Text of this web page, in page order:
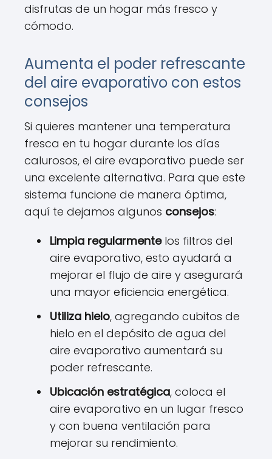
disfrutas de un hogar más fresco y
cómodo.
Aumenta el poder refrescante
del aire evaporativo con estos
consejos
Si quieres mantener una temperatura
fresca en tu hogar durante los días
calurosos, el aire evaporativo puede ser
una excelente alternativa. Para que este
sistema funcione de manera óptima,
aquí te dejamos algunos consejos:
Limpia regularmentelos filtros del
aire evaporativo, esto ayudará a
mejorar el flujo de aire y asegurará
una mayor eficiencia energética.
Utiliza hielo, agregando cubitos de
hielo en el depósito de agua del
aire evaporativo aumentará su
poder refrescante.
Ubicación estratégica, coloca el
aire evaporativo en un lugar fresco
y con buena ventilación para
mejorar su rendimiento.